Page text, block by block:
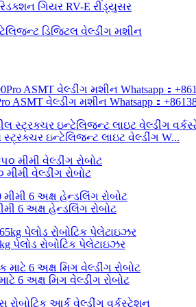
ગિયર RV-E રીડ્યુસર
ડિજિટલ વેલ્ડીંગ મશીન
ASMT વેલ્ડીંગ મશીન Whatsapp：
સ્ટ્રક્ચર ઇન્ટેલિજન્ટ લાઇટ વેલ્ડીંગ W...
મીમી વેલ્ડીંગ રોબોટ
6 અક્ષ હેન્ડલિંગ રોબોટ
પેલોડ રોબોટિક પેલેટાઇઝર
6 અક્ષ મિગ વેલ્ડીંગ રોબોટ